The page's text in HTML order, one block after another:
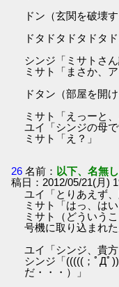
ドン（玄関を破壊
ドタドタドタドタ
シンジ「ミサトさん
ミサト「まさか、ア
ドタン（部屋を開
ミサト「えっーと
ユイ「シンジの母で
ミサト「え？」
26 名前： 以下、名無
稿日：2012/05/21(月)
ユイ「とりあえず
ミサト「はっ、はい
ミサト（どういう
号機に取り込まれ
ユイ「シンジ、貴
シンジ「(((((；ﾟДﾟ
だ・・・）」